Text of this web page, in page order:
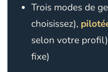
Trois modes de
choisissez),
selon votre
fixe)